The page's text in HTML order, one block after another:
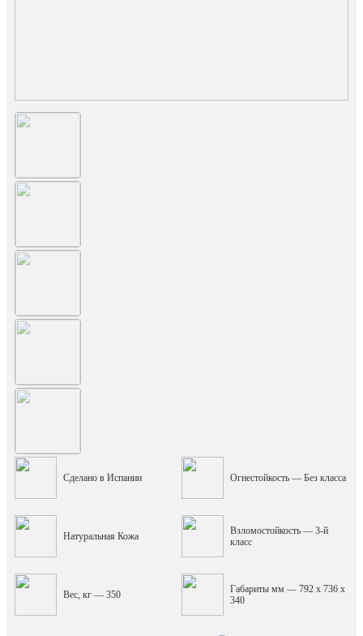
Сделано в Испании Огнестойкость — Без класса
Натуральная Кожа
Взломостойкость — 3-й
класс
Вес, кг — 350
Габариты мм — 792 x 736 x
340